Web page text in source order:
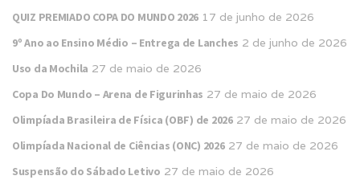
QUIZ PREMIADO COPA DO MUNDO 2026 17 de junho de 2026
9º Ano ao Ensino Médio – Entrega de Lanches 2 de junho de 2026
Uso da Mochila 27 de maio de 2026
Copa Do Mundo – Arena de Figurinhas 27 de maio de 2026
Olimpíada Brasileira de Física (OBF) de 2026 27 de maio de 2026
Olimpíada Nacional de Ciências (ONC) 2026 27 de maio de 2026
Suspensão do Sábado Letivo 27 de maio de 2026